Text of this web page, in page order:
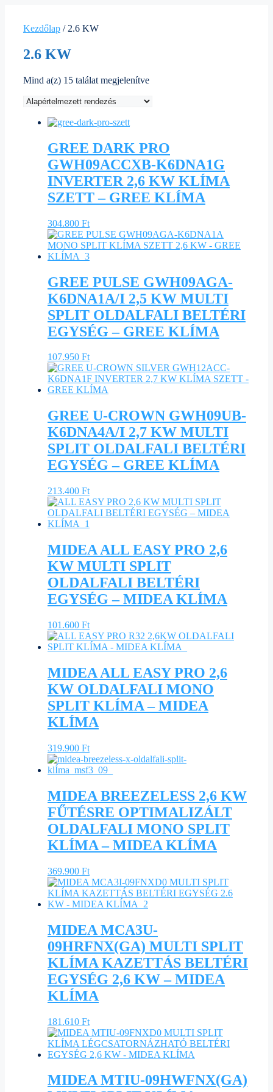
Kezdőlap / 2.6 KW
2.6 KW
Mind a(z) 15 találat megjelenítve
GREE DARK PRO
GWH09ACCXB-K6DNA1G
INVERTER 2,6 KW KLÍMA
SZETT – GREE KLÍMA
304.800 Ft
GREE PULSE GWH09AGA-
K6DNA1A/I 2,5 KW MULTI
SPLIT OLDALFALI BELTÉRI
EGYSÉG – GREE KLÍMA
107.950 Ft
GREE U-CROWN GWH09UB-
K6DNA4A/I 2,7 KW MULTI
SPLIT OLDALFALI BELTÉRI
EGYSÉG – GREE KLÍMA
213.400 Ft
MIDEA ALL EASY PRO 2,6
KW MULTI SPLIT
OLDALFALI BELTÉRI
EGYSÉG – MIDEA KLÍMA
101.600 Ft
MIDEA ALL EASY PRO 2,6
KW OLDALFALI MONO
SPLIT KLÍMA – MIDEA
KLÍMA
319.900 Ft
MIDEA BREEZELESS 2,6 KW
FŰTÉSRE OPTIMALIZÁLT
OLDALFALI MONO SPLIT
KLÍMA – MIDEA KLÍMA
369.900 Ft
MIDEA MCA3U-
09HRFNX(GA) MULTI SPLIT
KLÍMA KAZETTÁS BELTÉRI
EGYSÉG 2,6 KW – MIDEA
KLÍMA
181.610 Ft
MIDEA MTIU-09HWFNX(GA)